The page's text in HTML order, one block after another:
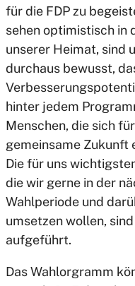
für die FDP zu
sehen optimistisch in
unserer Heimat, sind
durchaus bewusst,
hinter jedem
Menschen, die sich
gemeinsame Zukunft
Die für uns
die wir gerne in der
Wahlperiode und
umsetzen wollen,
aufgeführt.
Das Wahlorgramm